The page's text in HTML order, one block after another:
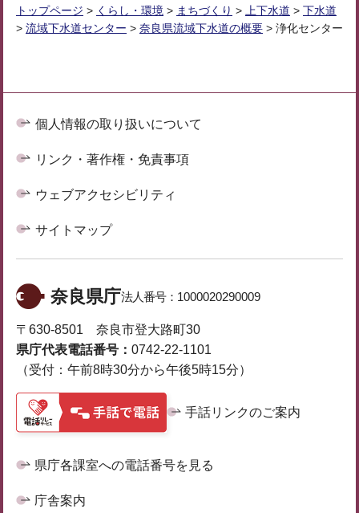
トップページ > くらし・環境 > まちづくり > 上下水道 > 下水道
> 流域下水道センター > 奈良県流域下水道の概要 > 浄化センター
個人情報の取り扱いについて
リンク・著作権・免責事項
ウェブアクセシビリティ
サイトマップ
奈良県庁法人番号： 1000020290009
〒630-8501 奈良市登大路町30
県庁代表電話番号： 0742-22-1101
（受付：午前8時30分から午後5時15分）
手話リンクのご案内
県庁各課室への電話番号を見る
庁舎案内